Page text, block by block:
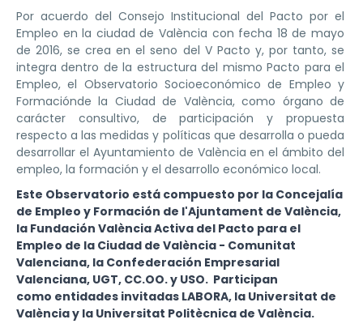
Por acuerdo del Consejo Institucional del Pacto por el
Empleo en la ciudad de València con fecha 18 de mayo
de 2016, se crea en el seno del V Pacto y, por tanto, se
integra dentro de la estructura del mismo Pacto para el
Empleo, el Observatorio Socioeconómico de Empleo y
Formaciónde la Ciudad de València, como órgano de
carácter consultivo, de participación y propuesta
respecto a las medidas y políticas que desarrolla o pueda
desarrollar el Ayuntamiento de València en el ámbito del
empleo, la formación y el desarrollo económico local.
Este Observatorio está compuesto por la Concejalía
de Empleo y Formación de l'Ajuntament de València,
la Fundación València Activa del Pacto para el
Empleo de la Ciudad de València - Comunitat
Valenciana, la Confederación Empresarial
Valenciana, UGT, CC.OO. y USO. Participan
como entidades invitadas LABORA, la Universitat de
València y la Universitat Politècnica de València.